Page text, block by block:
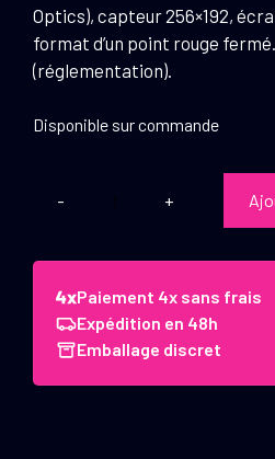
Optics), capteur 256×192,
format d’un point rouge
(réglementation).
Disponible sur commande
quantité
Point
Rouge
Es
X
Paiement 4x sans frais
Expédition en 48h
Emballage discret